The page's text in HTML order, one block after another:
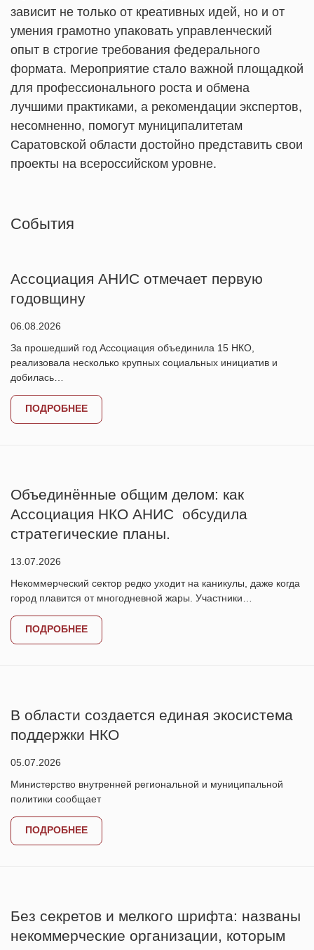
зависит не только от креативных идей, но и от
умения грамотно упаковать управленческий
опыт в строгие требования федерального
формата. Мероприятие стало важной площадкой
для профессионального роста и обмена
лучшими практиками, а рекомендации экспертов,
несомненно, помогут муниципалитетам
Саратовской области достойно представить свои
проекты на всероссийском уровне.
Cобытия
Ассоциация АНИС отмечает первую
годовщину
06.08.2026
За прошедший год Ассоциация объединила 15 НКО,
реализовала несколько крупных социальных инициатив и
добилась…
ПОДРОБНЕЕ
Объединённые общим делом: как
Ассоциация НКО АНИС обсудила
стратегические планы.
13.07.2026
Некоммерческий сектор редко уходит на каникулы, даже когда
город плавится от многодневной жары. Участники…
ПОДРОБНЕЕ
В области создается единая экосистема
поддержки НКО
05.07.2026
Министерство внутренней региональной и муниципальной
политики сообщает
ПОДРОБНЕЕ
Без секретов и мелкого шрифта: названы
некоммерческие организации, которым